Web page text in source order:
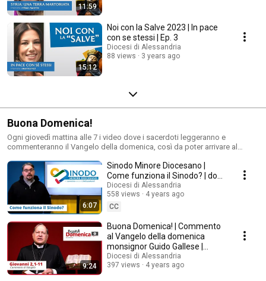
11:59
15:12
Noi con la Salve 2023 | In pace
con se stessi | Ep. 3
Diocesi di Alessandria
88 views
3 years ago
Buona Domenica!
Ogni giovedì mattina alle 7 i video dove i sacerdoti leggeranno e
commenteranno il Vangelo della domenica, così da poter arrivare al
meglio, dopo averci meditato da soli o con la propria comunità di
preghiera, nelle modalità consentite. E per chi non potesse raggiungere
una chiesa, sarà una compagnia e un aiuto alla preghiera personale.
#buonadomenica
6:07
Sinodo Minore Diocesano |
Come funziona il Sinodo? | don
Stefano Tessaglia
Diocesi di Alessandria
558 views
4 years ago
CC
9:24
Buona Domenica! | Commento
al Vangelo della domenica
monsignor Guido Gallese |
Giovanni 2,1-11
Diocesi di Alessandria
397 views
4 years ago